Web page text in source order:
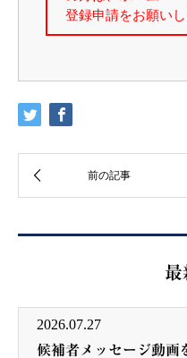
最
2026.07.27
候補者メッセージ動画